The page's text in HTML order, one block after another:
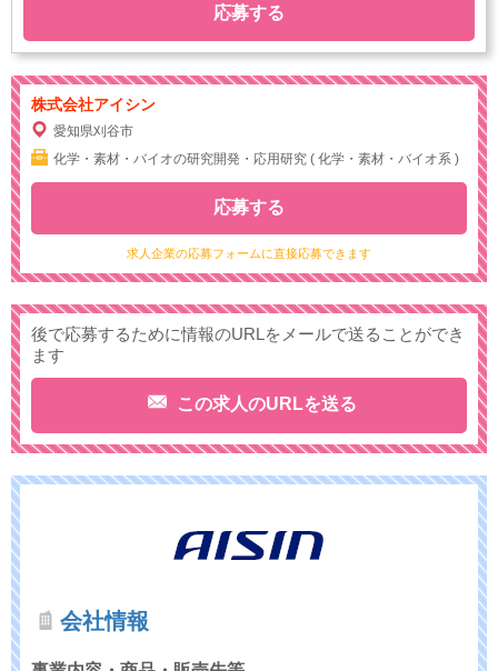
応募する
株式会社アイシン
愛知県刈谷市
化学・素材・バイオの研究開発・応用研究 ( 化学・素材・バイオ系 )
求人企業の応募フォームに直接応募できます
応募する
後で応募するために情報のURLをメールで送ることができ
ます
この求人のURLを送る
会社情報